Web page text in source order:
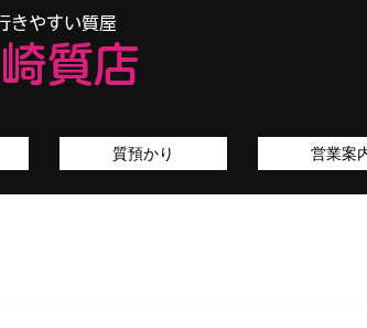
やすい質屋
質店
質預かり 営業案